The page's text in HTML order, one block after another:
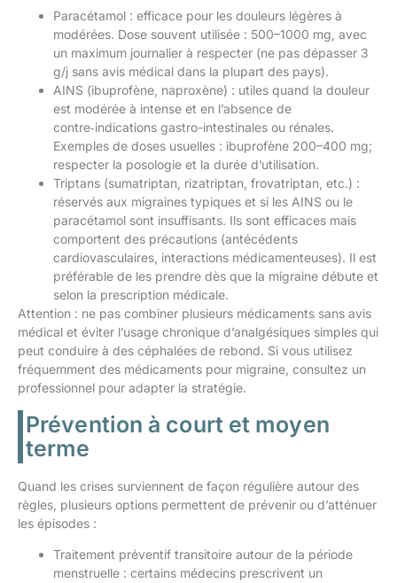
Paracétamol : efficace pour les douleurs légères à
modérées. Dose souvent utilisée : 500–1000 mg, avec
un maximum journalier à respecter (ne pas dépasser 3
g/j sans avis médical dans la plupart des pays).
AINS (ibuprofène, naproxène) : utiles quand la douleur
est modérée à intense et en l’absence de
contre‑indications gastro-intestinales ou rénales.
Exemples de doses usuelles : ibuprofène 200–400 mg;
respecter la posologie et la durée d’utilisation.
Triptans (sumatriptan, rizatriptan, frovatriptan, etc.) :
réservés aux migraines typiques et si les AINS ou le
paracétamol sont insuffisants. Ils sont efficaces mais
comportent des précautions (antécédents
cardiovasculaires, interactions médicamenteuses). Il est
préférable de les prendre dès que la migraine débute et
selon la prescription médicale.
Attention : ne pas combiner plusieurs médicaments sans avis
médical et éviter l’usage chronique d’analgésiques simples qui
peut conduire à des céphalées de rebond. Si vous utilisez
fréquemment des médicaments pour migraine, consultez un
professionnel pour adapter la stratégie.
Prévention à court et moyen
terme
Quand les crises surviennent de façon régulière autour des
règles, plusieurs options permettent de prévenir ou d’atténuer
les épisodes :
Traitement préventif transitoire autour de la période
menstruelle : certains médecins prescrivent un